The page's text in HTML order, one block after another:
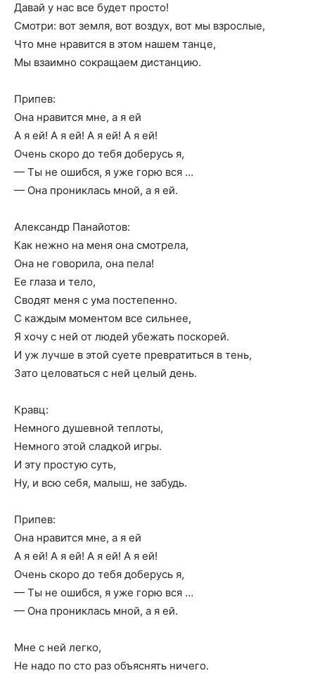
Давай у нас все будет просто!
Смотри: вот земля, вот воздух, вот мы взрослые,
Что мне нравится в этом нашем танце,
Мы взаимно сокращаем дистанцию.
Припев:
Она нравится мне, а я ей
А я ей! А я ей! А я ей! А я ей!
Очень скоро до тебя доберусь я,
— Ты не ошибся, я уже горю вся …
— Она прониклась мной, а я ей.
Александр Панайотов:
Как нежно на меня она смотрела,
Она не говорила, она пела!
Ее глаза и тело,
Сводят меня с ума постепенно.
С каждым моментом все сильнее,
Я хочу с ней от людей убежать поскорей.
И уж лучше в этой суете превратиться в тень,
Зато целоваться с ней целый день.
Кравц:
Немного душевной теплоты,
Немного этой сладкой игры.
И эту простую суть,
Ну, и всю себя, малыш, не забудь.
Припев:
Она нравится мне, а я ей
А я ей! А я ей! А я ей! А я ей!
Очень скоро до тебя доберусь я,
— Ты не ошибся, я уже горю вся …
— Она прониклась мной, а я ей.
Мне с ней легко,
Не надо по сто раз объяснять ничего.